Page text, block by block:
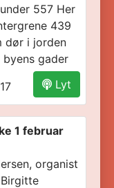
557 Her
439
dør i jorden
byens gader
Lyt
1 februar
organist